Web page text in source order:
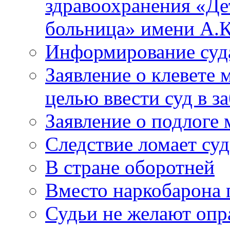
здравоохранения
больница» имени
Информирование
Заявление о клевете
целью ввести суд в
Заявление о
Следствие ломает
В стране оборотней
Вместо
Судьи не желают